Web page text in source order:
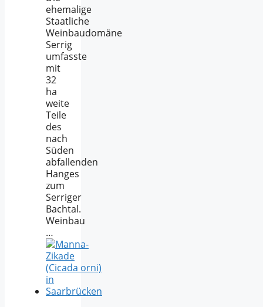
ehemalige
Staatliche
Weinbaudomäne
Serrig
umfasste
mit
32
ha
weite
Teile
des
nach
Süden
abfallenden
Hanges
zum
Serriger
Bachtal.
Weinbau
…